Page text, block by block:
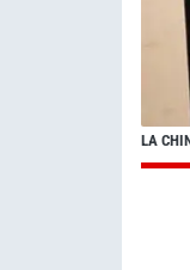
LA